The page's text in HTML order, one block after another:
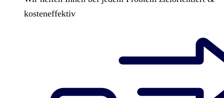
kosteneffektiv